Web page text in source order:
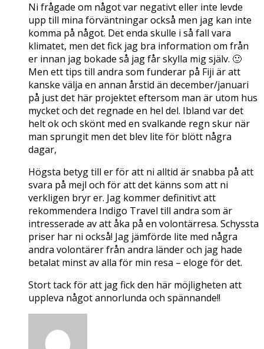
Ni frågade om något var negativt eller inte levde
upp till mina förväntningar också men jag kan inte
komma på något. Det enda skulle i så fall vara
klimatet, men det fick jag bra information om från
er innan jag bokade så jag får skylla mig själv. 🙂
Men ett tips till andra som funderar på Fiji är att
kanske välja en annan årstid än december/januari
på just det här projektet eftersom man är utom hus
mycket och det regnade en hel del. Ibland var det
helt ok och skönt med en svalkande regn skur när
man sprungit men det blev lite för blött några
dagar,
Högsta betyg till er för att ni alltid är snabba på att
svara på mejl och för att det känns som att ni
verkligen bryr er. Jag kommer definitivt att
rekommendera Indigo Travel till andra som är
intresserade av att åka på en volontärresa. Schyssta
priser har ni också! Jag jämförde lite med några
andra volontärer från andra länder och jag hade
betalat minst av alla för min resa – eloge för det.
Stort tack för att jag fick den här möjligheten att
uppleva något annorlunda och spännande!!